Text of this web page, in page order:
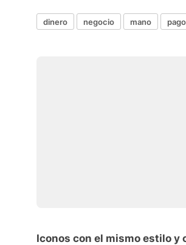
dinero negocio mano pago
Iconos con el mismo estilo y